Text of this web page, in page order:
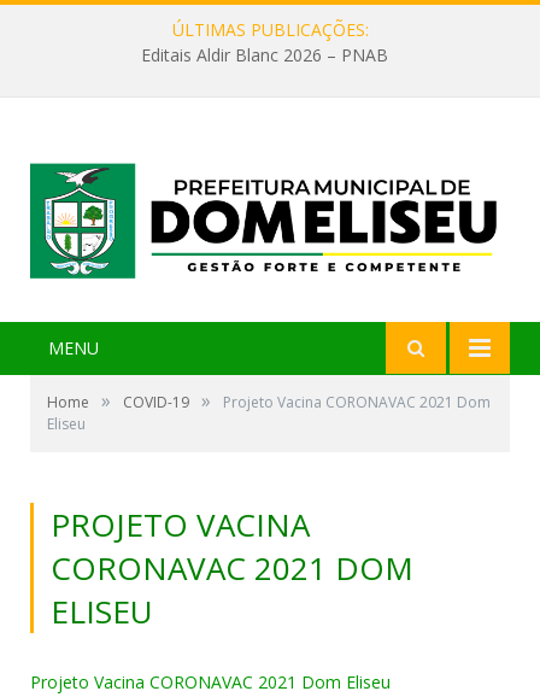
ÚLTIMAS PUBLICAÇÕES:
Editais Aldir Blanc 2026 – PNAB
MENU
Home » COVID-19 »
Projeto Vacina CORONAVAC 2021 Dom
Eliseu
PROJETO VACINA
CORONAVAC 2021 DOM
ELISEU
Projeto Vacina CORONAVAC 2021 Dom Eliseu